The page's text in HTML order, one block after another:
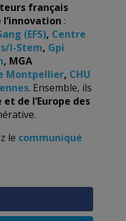
français
:
(EFS), Centre
I-Stem, Gpi
, MGA
Montpellier, CHU
. Ensemble, ils
de l’Europe des
le communiqué